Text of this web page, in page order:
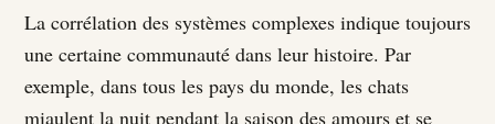
La corrélation des systèmes complexes indique toujours
une certaine communauté dans leur histoire. Par
exemple, dans tous les pays du monde, les chats
miaulent la nuit pendant la saison des amours et se